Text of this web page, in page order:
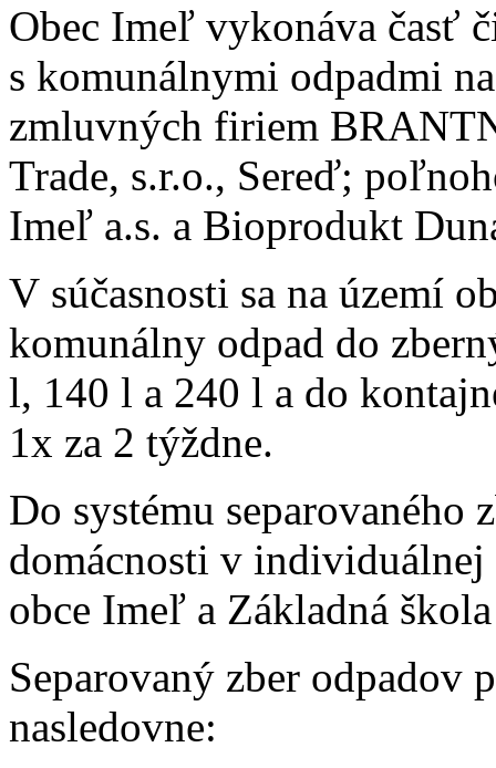
Obec Imeľ vykonáva časť
s komunálnymi odpadmi
zmluvných firiem
Trade, s.r.o., Sereď;
Imeľ a.s. a Bioprodukt
V súčasnosti sa na území
komunálny odpad do
l, 140 l a 240 l a do
1x za 2 týždne.
Do systému separovaného
domácnosti v
obce Imeľ a Základná
Separovaný zber odpadov
nasledovne: